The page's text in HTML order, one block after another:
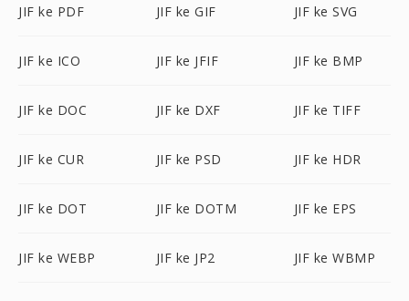
JIF ke PDF JIF ke GIF JIF ke SVG
JIF ke ICO JIF ke JFIF JIF ke BMP
JIF ke DOC JIF ke DXF JIF ke TIFF
JIF ke CUR JIF ke PSD JIF ke HDR
JIF ke DOT JIF ke DOTM JIF ke EPS
JIF ke WEBP JIF ke JP2 JIF ke WBMP